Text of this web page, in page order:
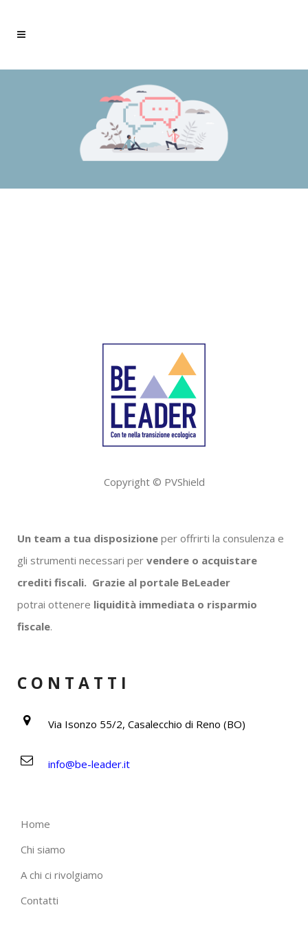
Copyright © PVShield
Un team a tua disposizione per offrirti la consulenza e
gli strumenti necessari per vendere o acquistare
crediti fiscali. Grazie al portale BeLeader
potrai ottenere liquidità immediata o risparmio
fiscale.
CONTATTI
Via Isonzo 55/2, Casalecchio di Reno (BO)
info@be-leader.it
Home
Chi siamo
A chi ci rivolgiamo
Contatti